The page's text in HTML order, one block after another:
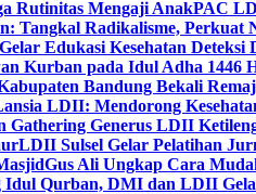
Rutinitas Mengaji AnakPAC
Tangkal Radikalisme, Perkuat
Edukasi Kesehatan Deteksi
Kurban pada Idul Adha 1446
Bandung Bekali
LDII: Mendorong
Gathering Generus LDII
LDII Sulsel Gelar Pelatihan
Gus Ali Ungkap Cara
Idul Qurban, DMI dan LDII